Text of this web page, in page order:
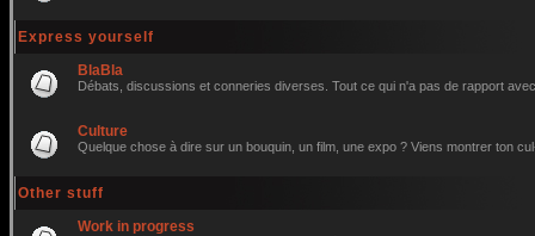
Express yourself
BlaBla
Débats, discussions et conneries diverses. Tout ce qui n'a pas de rapport
Culture
Quelque chose à dire sur un bouquin, un film, une expo ? Viens montrer ton
Other stuff
Work in progress